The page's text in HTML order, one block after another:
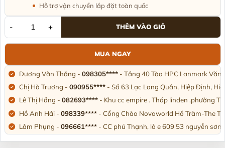
Hỗ trợ vận chuyển lắp đặt toàn quốc
- + THÊM VÀO GIỎ
MUA NGAY
Dương Văn Thắng -098305**** - Tầng 40 Tòa HPC Lanmark Văn
Chị Hà Trương -090955**** - Số 63 Lạc Long Quân, Hiệp Định,
Lê Thị Hồng -082693**** - Khu cc empire . Tháp linden .phường
Hồ Anh Hải -098339**** - Cổng Chào Novaworld Hồ Tràm-The
Lâm Phụng -096661**** - CC phú Thạnh, lô e 609 53 nguyễn
Nguyên Văn Hưng -090455****- Số 17-lkv10 Khu đô thị HUD,